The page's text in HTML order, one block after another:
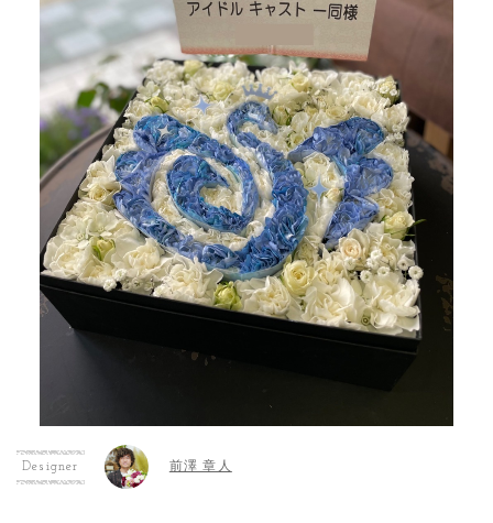
Designer 前澤 章人